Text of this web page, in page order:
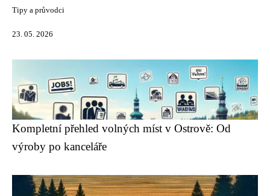
Tipy a průvodci
23. 05. 2026
Kompletní přehled volných míst v Ostrově: Od
výroby po kanceláře